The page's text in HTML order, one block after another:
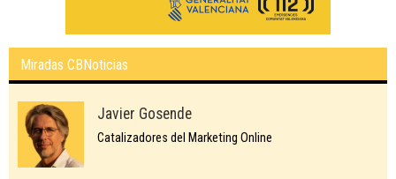
Miradas CBNoticias
Javier Gosende
Catalizadores del Marketing Online